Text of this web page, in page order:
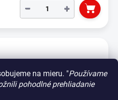
na mieru. "Používame
pohodlné prehliadanie
+
−